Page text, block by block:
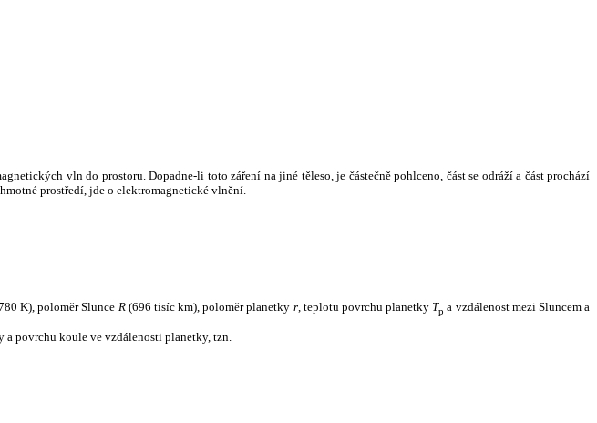
vln do prostoru. Dopadne-li toto záření na jiné těleso, je částečně pohlceno, část se odráží a část prochází
prostředí, jde o elektromagnetické vlnění.
K), poloměr Slunce R(696 tisíc km), poloměr planetky r, teplotu povrchu planetky Tp a vzdálenost mezi Sluncem a
a povrchu koule ve vzdálenosti planetky, tzn.